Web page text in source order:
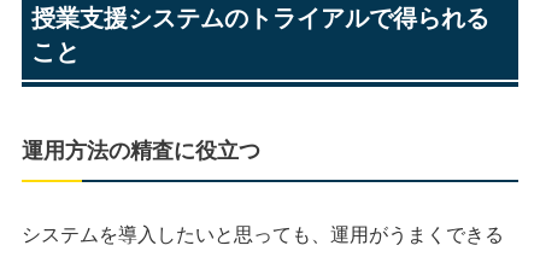
授業支援システムのトライアルで得られる
こと
運用方法の精査に役立つ
システムを導入したいと思っても、運用がうまくできる